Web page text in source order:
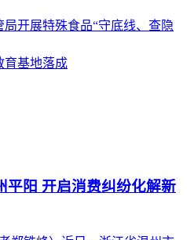
局开展特殊食品“守底线、查隐
育基地落成
平阳 开启消费纠纷化解新